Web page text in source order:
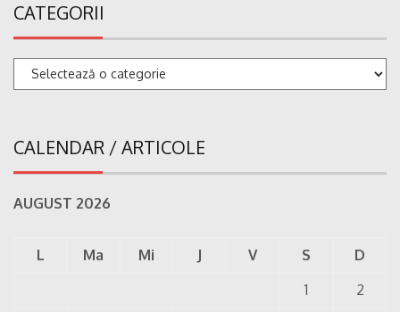
CATEGORII
Categorii
CALENDAR / ARTICOLE
AUGUST 2026
L Ma Mi J V S
D
1
2